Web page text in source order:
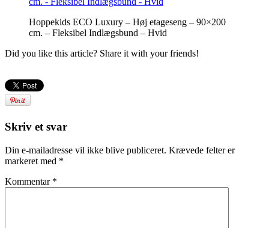
Hoppekids ECO Luxury – Høj etageseng – 90×200
cm. – Fleksibel Indlægsbund – Hvid
Did you like this article? Share it with your friends!
Skriv et svar
Din e-mailadresse vil ikke blive publiceret. Krævede felter er
markeret med *
Kommentar *